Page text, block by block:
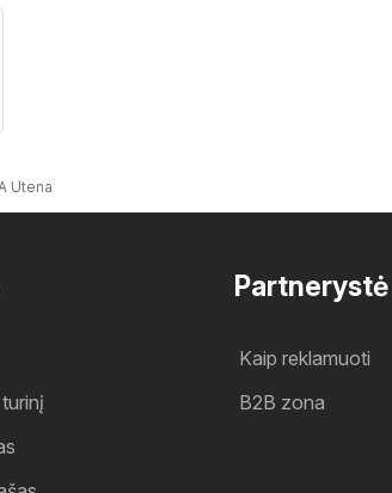
Utena
Partnerystė
Kaip reklamuoti
B2B zona